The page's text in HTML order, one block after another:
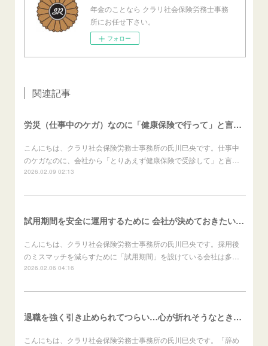
年金のことなら クラリ社会保険労務士事務
所にお任せ下さい。
フォロー
関連記事
労災（仕事中のケガ）なのに「健康保険で行って」と言われたら？（労働者向け）
こんにちは、クラリ社会保険労務士事務所の氏川巳央です。仕事中
のケガなのに、会社から「とりあえず健康保険で受診して」と言…
2026.02.09 02:13
試用期間を安全に運用するために 会社が決めておきたいこと（会社向け）
こんにちは、クラリ社会保険労務士事務所の氏川巳央です。採用後
のミスマッチを減らすために「試用期間」を設けている会社は多…
2026.02.06 04:16
退職を強く引き止められてつらい…心が折れそうなときの進め方（労働者向け）
こんにちは、クラリ社会保険労務士事務所の氏川巳央です。「辞め